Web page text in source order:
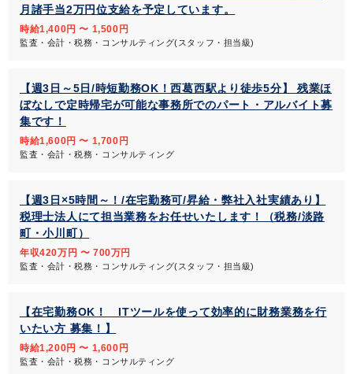
月諸手当2万円位支給を予定しています。
時給1,400円 〜 1,500円
監査・会計・税務・コンサルティング(スタッフ・担当級)
【週3日～5日/時短勤務OK！西葛西駅より徒歩5分】 残業ほ
ぼなしで定時帰宅が可能な事務所でのパート・アルバイト募
集です！
時給1,600円 〜 1,700円
監査・会計・税務・コンサルティング
【週3日×5時間～！/在宅勤務可/昇給・弊社入社実績あり】
税理士法人にて担当業務をお任せいたします！（税務/淡路
町・小川町）
年収420万円 〜 700万円
監査・会計・税務・コンサルティング(スタッフ・担当級)
【在宅勤務OK！ ITツールを使って効率的に財務業務を行
いたい方 募集！】
時給1,200円 〜 1,600円
監査・会計・税務・コンサルティング